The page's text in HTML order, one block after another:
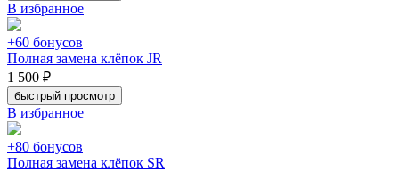
В избранное
+60 бонусов
Полная замена клёпок JR
1 500 ₽
быстрый просмотр
В избранное
+80 бонусов
Полная замена клёпок SR